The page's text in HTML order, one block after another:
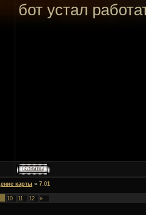
бот устал
карты » 7.01
10 11 12 »